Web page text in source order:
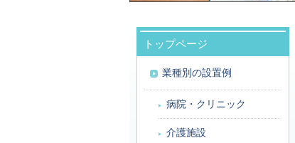
トップページ
業種別の設置例
病院・クリニック
介護施設